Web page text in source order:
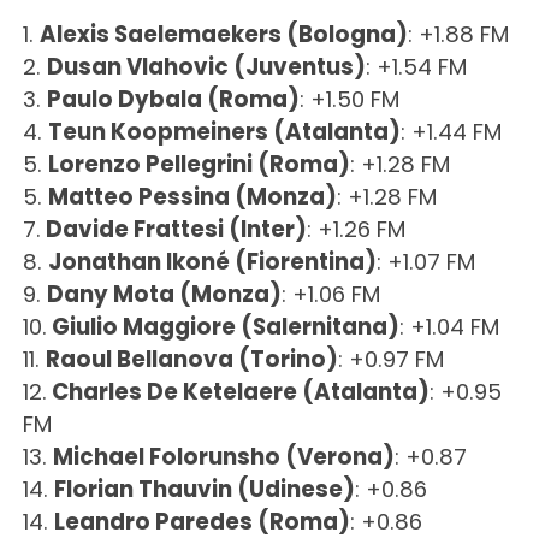
1. Alexis Saelemaekers (Bologna): +1.88 FM
2. Dusan Vlahovic (Juventus): +1.54 FM
3. Paulo Dybala (Roma): +1.50 FM
4. Teun Koopmeiners (Atalanta): +1.44 FM
5. Lorenzo Pellegrini (Roma): +1.28 FM
5. Matteo Pessina (Monza): +1.28 FM
7. Davide Frattesi (Inter): +1.26 FM
8. Jonathan Ikoné (Fiorentina): +1.07 FM
9. Dany Mota (Monza): +1.06 FM
10. Giulio Maggiore (Salernitana): +1.04 FM
11. Raoul Bellanova (Torino): +0.97 FM
12. Charles De Ketelaere (Atalanta): +0.95
FM
13. Michael Folorunsho (Verona): +0.87
14. Florian Thauvin (Udinese): +0.86
14. Leandro Paredes (Roma): +0.86